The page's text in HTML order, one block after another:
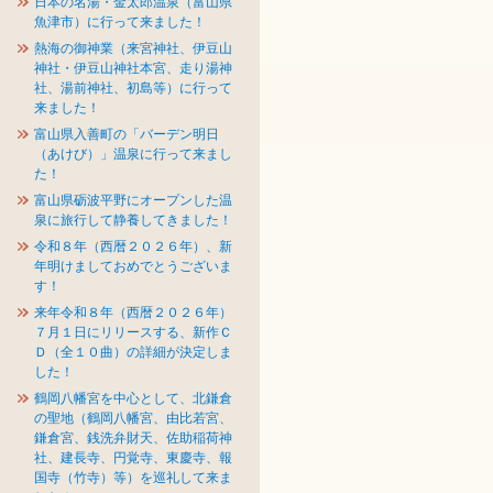
魚津市）に行って来ました！
熱海の御神業（来宮神社、伊豆山
神社・伊豆山神社本宮、走り湯神
社、湯前神社、初島等）に行って
来ました！
富山県入善町の「バーデン明日
（あけび）」温泉に行って来まし
た！
富山県砺波平野にオープンした温
泉に旅行して静養してきました！
令和８年（西暦２０２６年）、新
年明けましておめでとうございま
す！
来年令和８年（西暦２０２６年）
７月１日にリリースする、新作Ｃ
Ｄ（全１０曲）の詳細が決定しま
した！
鶴岡八幡宮を中心として、北鎌倉
の聖地（鶴岡八幡宮、由比若宮、
鎌倉宮、銭洗弁財天、佐助稲荷神
社、建長寺、円覚寺、東慶寺、報
国寺（竹寺）等）を巡礼して来ま